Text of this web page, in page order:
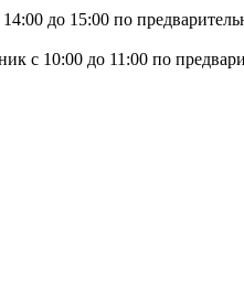
до 15:00 по
с 10:00 до 11:00 по